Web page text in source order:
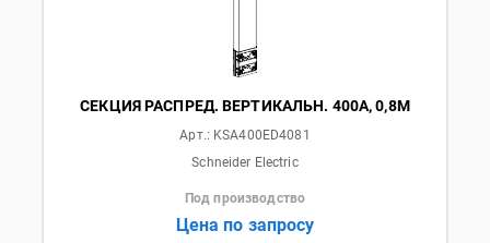
СЕКЦИЯ РАСПРЕД. ВЕРТИКАЛЬН. 400А, 0,8М
Арт.: KSA400ED4081
Schneider Electric
Под производство
Цена по запросу